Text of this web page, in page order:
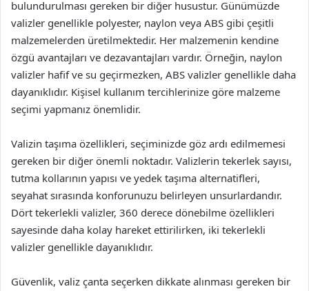
bulundurulması gereken bir diğer husustur. Günümüzde
valizler genellikle polyester, naylon veya ABS gibi çeşitli
malzemelerden üretilmektedir. Her malzemenin kendine
özgü avantajları ve dezavantajları vardır. Örneğin, naylon
valizler hafif ve su geçirmezken, ABS valizler genellikle daha
dayanıklıdır. Kişisel kullanım tercihlerinize göre malzeme
seçimi yapmanız önemlidir.
Valizin taşıma özellikleri, seçiminizde göz ardı edilmemesi
gereken bir diğer önemli noktadır. Valizlerin tekerlek sayısı,
tutma kollarının yapısı ve yedek taşıma alternatifleri,
seyahat sırasında konforunuzu belirleyen unsurlardandır.
Dört tekerlekli valizler, 360 derece dönebilme özellikleri
sayesinde daha kolay hareket ettirilirken, iki tekerlekli
valizler genellikle dayanıklıdır.
Güvenlik, valiz çanta seçerken dikkate alınması gereken bir